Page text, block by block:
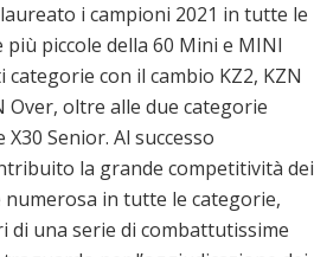
i campioni 2021 in tutte le
piccole della 60 Mini e MINI
con il cambio KZ2, KZN
Over, oltre alle due categorie
Senior. Al successo
la grande competitività dei
in tutte le categorie,
una serie di combattutissime